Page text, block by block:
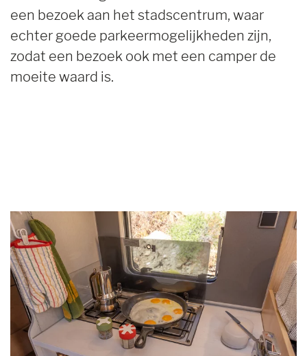
een bezoek aan het stadscentrum, waar
echter goede parkeermogelijkheden zijn,
zodat een bezoek ook met een camper de
moeite waard is.